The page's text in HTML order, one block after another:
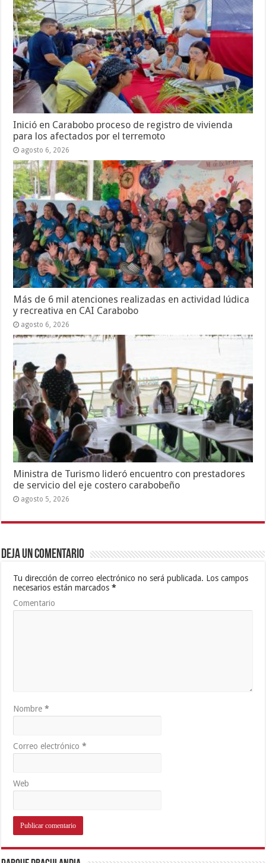
Inició en Carabobo proceso de registro de vivienda
para los afectados por el terremoto
agosto 6, 2026
Más de 6 mil atenciones realizadas en actividad lúdica
y recreativa en CAI Carabobo
agosto 6, 2026
Ministra de Turismo lideró encuentro con prestadores
de servicio del eje costero carabobeño
agosto 5, 2026
Deja un comentario
Tu dirección de correo electrónico no será publicada. Los campos
necesarios están marcados*
Comentario
Nombre*
Correo electrónico*
Web